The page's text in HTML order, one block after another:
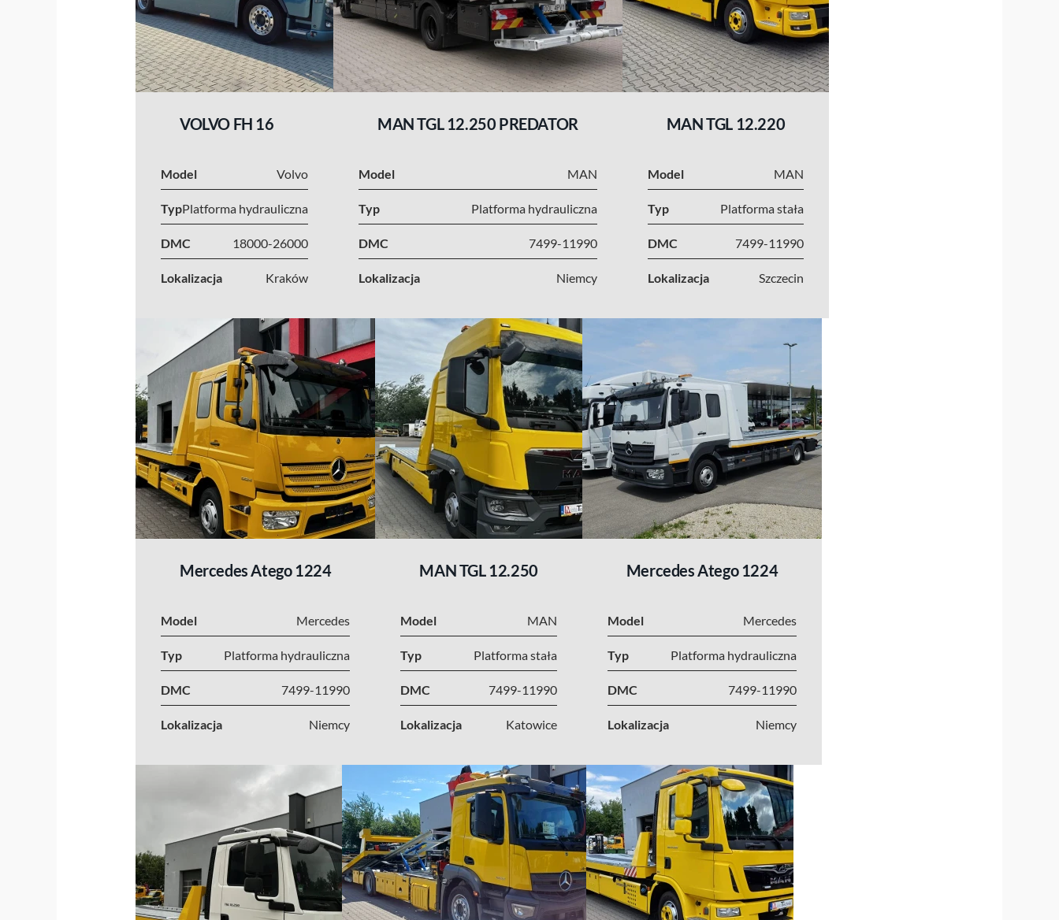
VOLVO FH 16
Model Volvo
TypPlatforma hydrauliczna
DMC 18000-26000
Lokalizacja Kraków
MAN TGL 12.250 PREDATOR
Model MAN
Typ Platforma hydrauliczna
DMC 7499-11990
Lokalizacja Niemcy
MAN TGL 12.220
Model MAN
Typ Platforma stała
DMC 7499-11990
Lokalizacja Szczecin
Mercedes Atego 1224
Model Mercedes
Typ Platforma hydrauliczna
DMC 7499-11990
Lokalizacja Niemcy
MAN TGL 12.250
Model MAN
Typ Platforma stała
DMC 7499-11990
Lokalizacja Katowice
Mercedes Atego 1224
Model Mercedes
Typ Platforma hydrauliczna
DMC 7499-11990
Lokalizacja Niemcy